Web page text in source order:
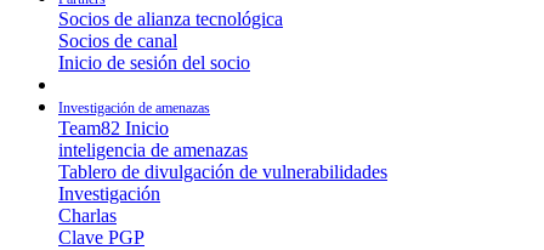
Socios de alianza tecnológica
Socios de canal
Inicio de sesión del socio
Investigación de amenazas
Team82 Inicio
inteligencia de amenazas
Tablero de divulgación de vulnerabilidades
Investigación
Charlas
Clave PGP